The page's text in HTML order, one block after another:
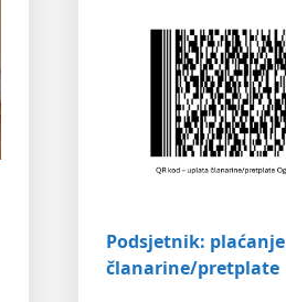
Podsjetnik: plaćanje
članarine/pretplate